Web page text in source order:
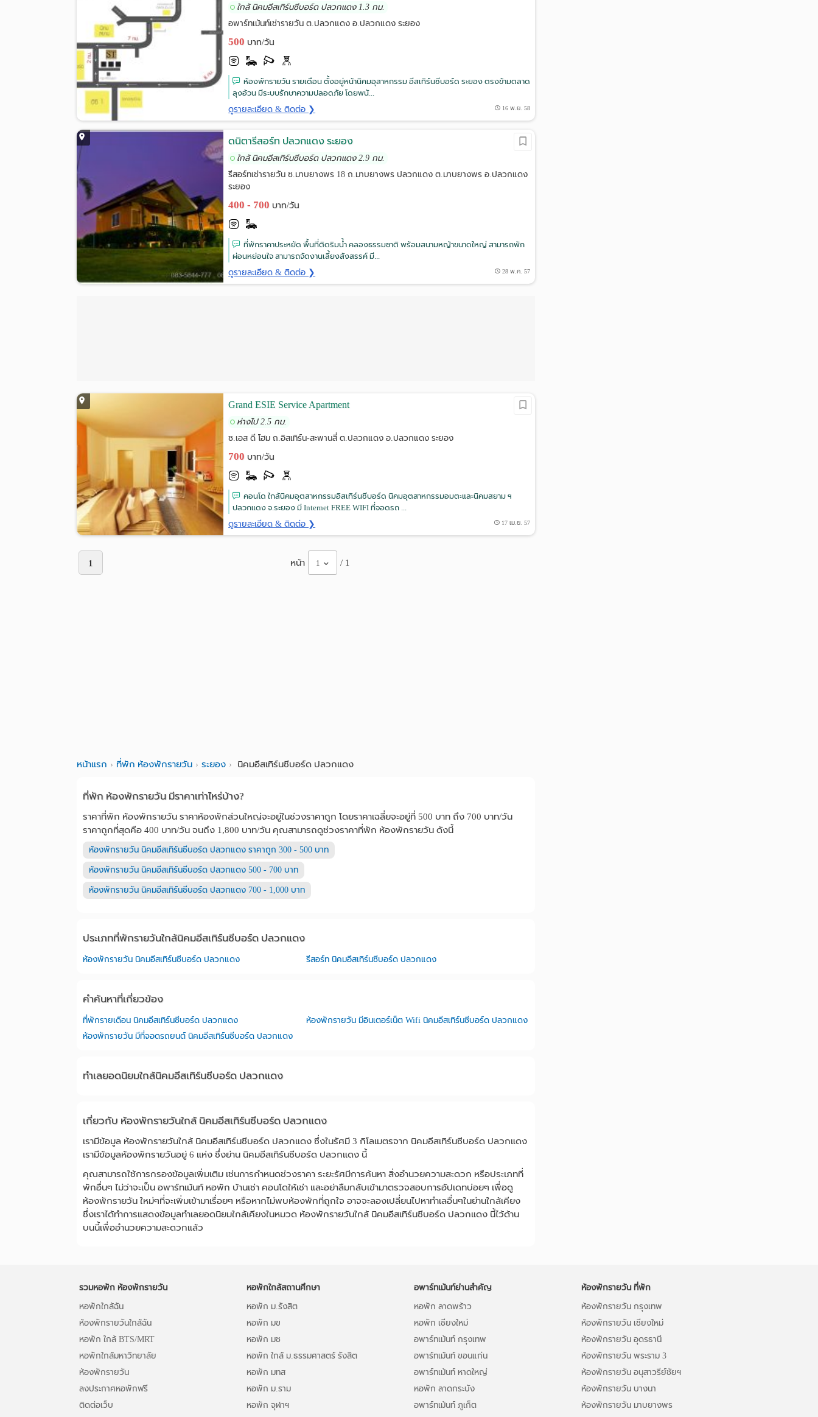
ใกล้ นิคมอีสเทิร์นซีบอร์ด ปลวกแดง 1.3 กม.
อพาร์ทเม้นท์เช่ารายวัน ต.ปลวกแดง อ.ปลวกแดง ระยอง
500 บาท/วัน
ห้องพักรายวัน รายเดือน ตั้งอยู่หน้านิคมอุสาหกรรม อีสเทิร์นซีบอร์ด ระยอง ตรงข้ามตลาด
ลุงอ้วน มีระบบรักษาความปลอดภัย โดยพนั...
ดูรายละเอียด & ติดต่อ ❯ 16 พ.ย. 58
ดนิตารีสอร์ท ปลวกแดง ระยอง
ใกล้ นิคมอีสเทิร์นซีบอร์ด ปลวกแดง 2.9 กม.
รีสอร์ทเช่ารายวัน ซ.มาบยางพร 18 ถ.มาบยางพร ปลวกแดง ต.มาบยางพร อ.ปลวกแดง
ระยอง
400 - 700 บาท/วัน
ที่พักราคาประหยัด พื้นที่ติดริมน้ำ คลองธรรมชาติ พร้อมสนามหญ้าขนาดใหญ่ สามารถพัก
ผ่อนหย่อนใจ สามารถจัดงานเลี้ยงสังสรรค์ มี...
ดูรายละเอียด & ติดต่อ ❯ 28 พ.ค. 57
Grand ESIE Service Apartment
ห่างไป 2.5 กม.
ซ.เอส ดี โฮม ถ.อิสเทิร์น-สะพานสี่ ต.ปลวกแดง อ.ปลวกแดง ระยอง
700 บาท/วัน
คอนโด ใกล้นิคมอุตสาหกรรมอิสเทิร์นซีบอร์ด นิคมอุตสาหกรรมอมตะและนิคมสยาม ฯ
ปลวกแดง จ.ระยอง มี Internet FREE WIFI ที่จอดรถ ...
ดูรายละเอียด & ติดต่อ ❯ 17 เม.ย. 57
1 หน้า 1 / 1
หน้าแรก ที่พัก ห้องพักรายวัน ระยอง นิคมอีสเทิร์นซีบอร์ด ปลวกแดง
ที่พัก ห้องพักรายวัน มีราคาเท่าไหร่บ้าง?
ราคาที่พัก ห้องพักรายวัน ราคาห้องพักส่วนใหญ่จะอยู่ในช่วงราคาถูก โดยราคาเฉลี่ยจะอยู่ที่ 500 บาท ถึง 700 บาท/วัน
ราคาถูกที่สุดคือ 400 บาท/วัน จนถึง 1,800 บาท/วัน คุณสามารถดูช่วงราคาที่พัก ห้องพักรายวัน ดังนี้
ห้องพักรายวัน นิคมอีสเทิร์นซีบอร์ด ปลวกแดง ราคาถูก 300 - 500 บาท
ห้องพักรายวัน นิคมอีสเทิร์นซีบอร์ด ปลวกแดง 500 - 700 บาท
ห้องพักรายวัน นิคมอีสเทิร์นซีบอร์ด ปลวกแดง 700 - 1,000 บาท
ประเภทที่พักรายวันใกล้นิคมอีสเทิร์นซีบอร์ด ปลวกแดง
ห้องพักรายวัน นิคมอีสเทิร์นซีบอร์ด ปลวกแดง รีสอร์ท นิคมอีสเทิร์นซีบอร์ด ปลวกแดง
คำค้นหาที่เกี่ยวข้อง
ที่พักรายเดือน นิคมอีสเทิร์นซีบอร์ด ปลวกแดง
ห้องพักรายวัน มีอินเตอร์เน็ต Wifi นิคมอีสเทิร์นซีบอร์ด ปลวกแดง
ห้องพักรายวัน มีที่จอดรถยนต์ นิคมอีสเทิร์นซีบอร์ด ปลวกแดง
ทำเลยอดนิยมใกล้นิคมอีสเทิร์นซีบอร์ด ปลวกแดง
เกี่ยวกับ ห้องพักรายวันใกล้ นิคมอีสเทิร์นซีบอร์ด ปลวกแดง
เรามีข้อมูล ห้องพักรายวันใกล้ นิคมอีสเทิร์นซีบอร์ด ปลวกแดง ซึ่งในรัศมี 3 กิโลเมตรจาก นิคมอีสเทิร์นซีบอร์ด ปลวกแดง
เรามีข้อมูลห้องพักรายวันอยู่ 6 แห่ง ซึ่งย่าน นิคมอีสเทิร์นซีบอร์ด ปลวกแดง นี้
คุณสามารถใช้การกรองข้อมูลเพิ่มเติม เช่นการกำหนดช่วงราคา ระยะรัศมีการค้นหา สิ่งอำนวยความสะดวก หรือประเภทที่
พักอื่นๆ ไม่ว่าจะเป็น อพาร์ทเม้นท์ หอพัก บ้านเช่า คอนโดให้เช่า และอย่าลืมกลับเข้ามาตรวจสอบการอัปเดทบ่อยๆ เพื่อดู
ห้องพักรายวัน ใหม่ๆที่จะเพิ่มเข้ามาเรื่อยๆ หรือหากไม่พบห้องพักที่ถูกใจ อาจจะลองเปลี่ยนไปหาทำเลอื่นๆในย่านใกล้เคียง
ซึ่งเราได้ทำการแสดงข้อมูลทำเลยอดนิยมใกล้เคียงในหมวด ห้องพักรายวันใกล้ นิคมอีสเทิร์นซีบอร์ด ปลวกแดง นี้ไว้ด้าน
บนนี้เพื่ออำนวยความสะดวกแล้ว
รวมหอพัก ห้องพักรายวัน
หอพักใกล้ฉัน
ห้องพักรายวันใกล้ฉัน
หอพัก ใกล้ BTS/MRT
หอพักใกล้มหาวิทยาลัย
ห้องพักรายวัน
ลงประกาศหอพักฟรี
ติดต่อเว็บ
หอพักใกล้สถานศึกษา
หอพัก ม.รังสิต
หอพัก มข
หอพัก มช
หอพัก ใกล้ ม.ธรรมศาสตร์ รังสิต
หอพัก มทส
หอพัก ม.ราม
หอพัก จุฬาฯ
อพาร์ทเม้นท์ย่านสำคัญ
หอพัก ลาดพร้าว
หอพัก เชียงใหม่
อพาร์ทเม้นท์ กรุงเทพ
อพาร์ทเม้นท์ ขอนแก่น
อพาร์ทเม้นท์ หาดใหญ่
หอพัก ลาดกระบัง
อพาร์ทเม้นท์ ภูเก็ต
ห้องพักรายวัน ที่พัก
ห้องพักรายวัน กรุงเทพ
ห้องพักรายวัน เชียงใหม่
ห้องพักรายวัน อุดรธานี
ห้องพักรายวัน พระราม 3
ห้องพักรายวัน อนุสาวรีย์ชัยฯ
ห้องพักรายวัน บางนา
ห้องพักรายวัน มาบยางพร